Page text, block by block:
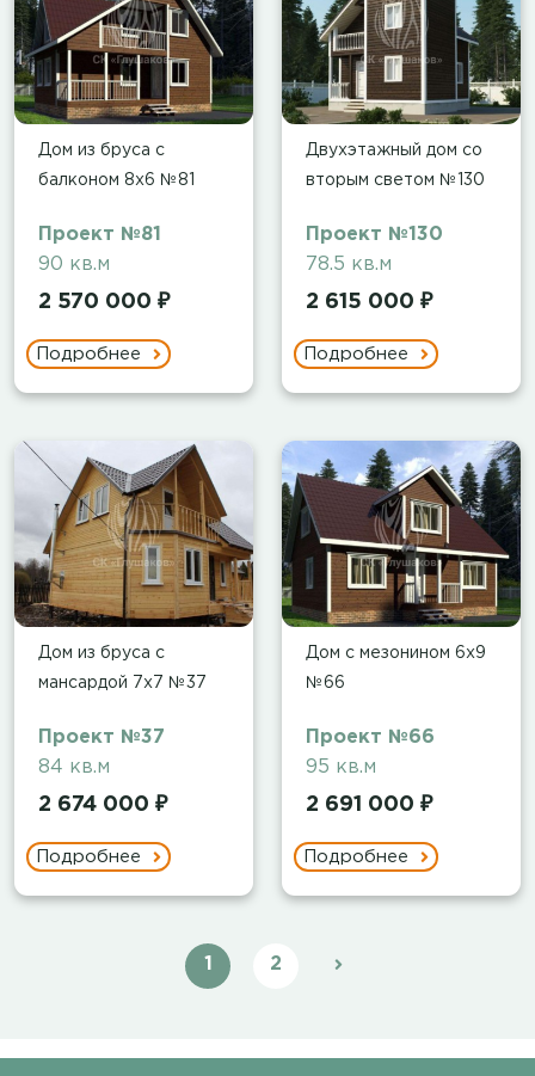
Дом из бруса с
балконом 8х6 №81
Проект №81
90 кв.м
2 570 000 ₽
Подробнее
Двухэтажный дом со
вторым светом №130
Проект №130
78.5 кв.м
2 615 000 ₽
Подробнее
Дом из бруса с
мансардой 7х7 №37
Проект №37
84 кв.м
2 674 000 ₽
Подробнее
Дом с мезонином 6х9
№66
Проект №66
95 кв.м
2 691 000 ₽
Подробнее
1 2